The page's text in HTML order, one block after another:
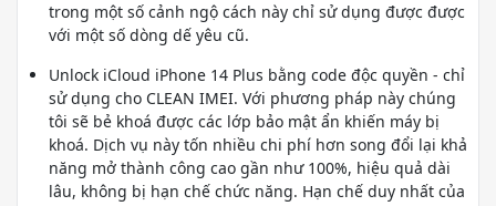
trong một số cảnh ngộ cách này chỉ sử dụng được được
với một số dòng dế yêu cũ.
Unlock iCloud iPhone 14 Plus bằng code độc quyền - chỉ
sử dụng cho CLEAN IMEI. Với phương pháp này chúng
tôi sẽ bẻ khoá được các lớp bảo mật ẩn khiến máy bị
khoá. Dịch vụ này tốn nhiều chi phí hơn song đổi lại khả
năng mở thành công cao gần như 100%, hiệu quả dài
lâu, không bị hạn chế chức năng. Hạn chế duy nhất của